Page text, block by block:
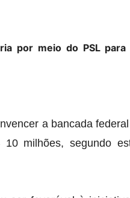
por meio do PSL para
a bancada
milhões, segundo